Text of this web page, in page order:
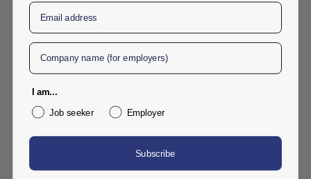
Active jobs
Is this your company profile?
Email
Company
I am...
Job seeker Employer
Subscribe